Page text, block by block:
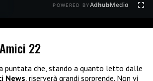
POWERED BYAdhubMedia
22
puntata che, stando a quanto letto dalle
News, riserverà grandi sorprende. Non vi